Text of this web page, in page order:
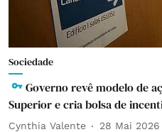
Sociedade
Governo revê modelo de
Superior e cria bolsa de
Cynthia Valente 28 Mai 2026